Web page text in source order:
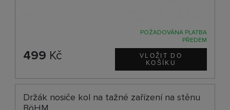
POŽADOVÁNA PLATBA
PŘEDEM
499 Kč
Držák nosiče kol na tažné zařízení na stěnu